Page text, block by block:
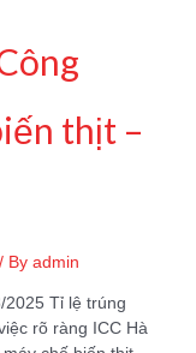
thịt –
/ Byadmin
Tỉ lệ trúng
rõ ràng ICC Hà